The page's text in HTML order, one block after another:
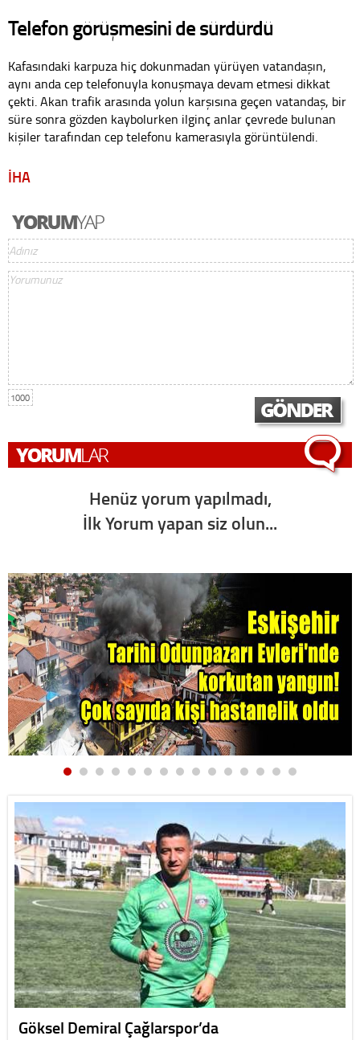
Telefon görüşmesini de sürdürdü
Kafasındaki karpuza hiç dokunmadan yürüyen vatandaşın,
aynı anda cep telefonuyla konuşmaya devam etmesi dikkat
çekti. Akan trafik arasında yolun karşısına geçen vatandaş, bir
süre sonra gözden kaybolurken ilginç anlar çevrede bulunan
kişiler tarafından cep telefonu kamerasıyla görüntülendi.
İHA
1000
Henüz yorum yapılmadı,
İlk Yorum yapan siz olun...
Göksel Demiral Çağlarspor’da